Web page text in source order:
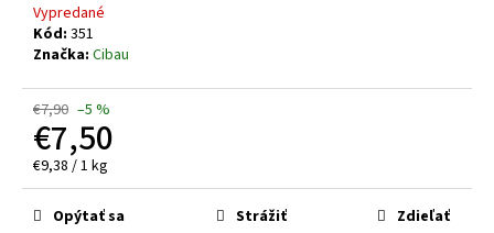
Vypredané
Kód: 351
Značka: Cibau
€7,90 –5 %
€7,50
Jednotková
cena:
€9,38 / 1 kg
Opýtať sa Strážiť Zdieľať
O
d
p
o
r
ú